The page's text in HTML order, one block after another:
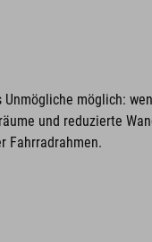
möglich:
und reduzierte
Fahrradrahmen.